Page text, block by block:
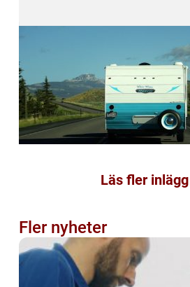
Läs fler
Fler nyheter